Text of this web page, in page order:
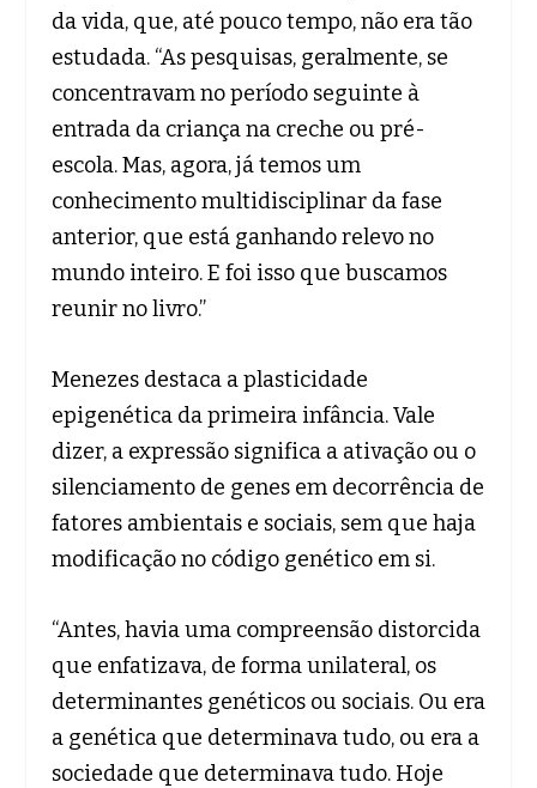
da vida, que, até pouco tempo, não era tão
estudada. “As pesquisas, geralmente, se
concentravam no período seguinte à
entrada da criança na creche ou pré-
escola. Mas, agora, já temos um
conhecimento multidisciplinar da fase
anterior, que está ganhando relevo no
mundo inteiro. E foi isso que buscamos
reunir no livro.”
Menezes destaca a plasticidade
epigenética da primeira infância. Vale
dizer, a expressão significa a ativação ou o
silenciamento de genes em decorrência de
fatores ambientais e sociais, sem que haja
modificação no código genético em si.
“Antes, havia uma compreensão distorcida
que enfatizava, de forma unilateral, os
determinantes genéticos ou sociais. Ou era
a genética que determinava tudo, ou era a
sociedade que determinava tudo. Hoje